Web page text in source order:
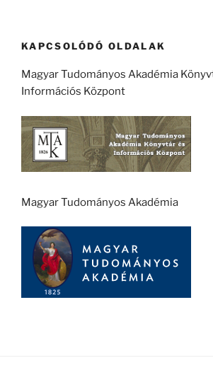
KAPCSOLÓDÓ OLDALAK
Magyar Tudományos Akadémia
Információs Központ
Magyar Tudományos Akadémia